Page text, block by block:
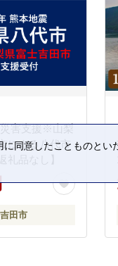
害支援※山梨
による八代市
礼品なし】
田市
同意したことものとい